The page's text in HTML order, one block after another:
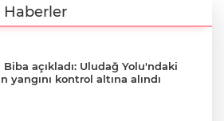
Haberler
Biba açıkladı: Uludağ Yolu'ndaki
yangını kontrol altına alındı